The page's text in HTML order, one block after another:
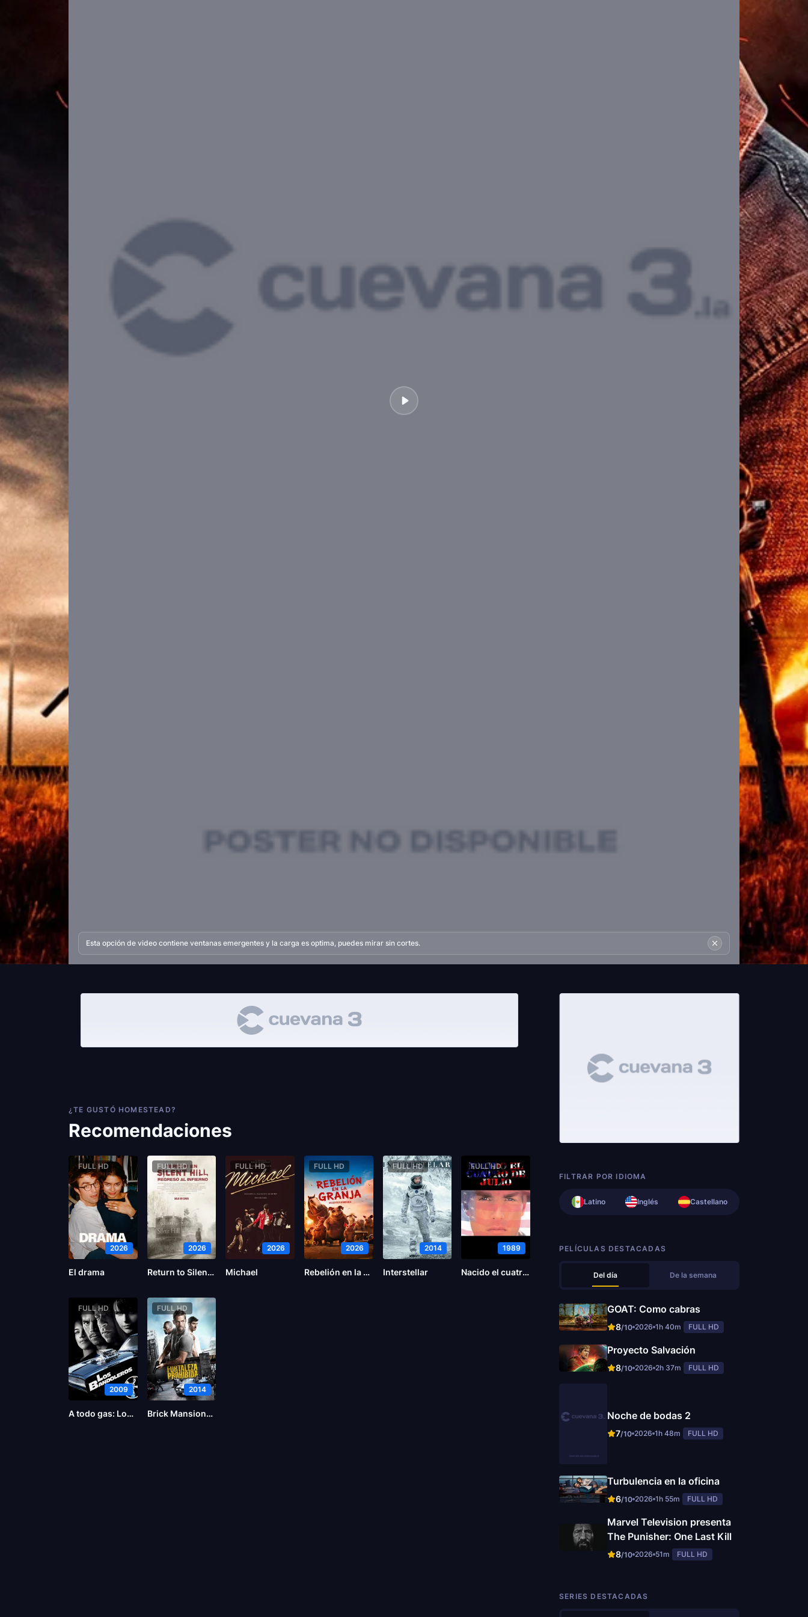
Esta opción de video contiene ventanas emergentes y la carga es optima, puedes mirar sin cortes.
¿TE GUSTÓ HOMESTEAD?
Recomendaciones
FULL HD
2026
El drama
FULL HD
2026
Return to Silent Hill
FULL HD
2026
Michael
FULL HD
2026
Rebelión en la Granja
FULL HD
2014
Interstellar
FULL HD
1989
Nacido el cuatro de julio
FULL HD
2009
A todo gas: Los bandoleros
FULL HD
2014
Brick Mansions (La fortaleza)
FILTRAR POR IDIOMA
Latino Inglés Castellano
PELÍCULAS DESTACADAS
Del día De la semana
GOAT: Como cabras
8/10 2026 1h 40m FULL HD
Proyecto Salvación
8/10 2026 2h 37m FULL HD
Noche de bodas 2
7/10 2026 1h 48m FULL HD
Turbulencia en la oficina
6/10 2026 1h 55m FULL HD
Marvel Television presenta
The Punisher: One Last Kill
8/10 2026 51m FULL HD
SERIES DESTACADAS